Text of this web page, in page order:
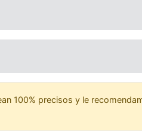
100% precisos y le